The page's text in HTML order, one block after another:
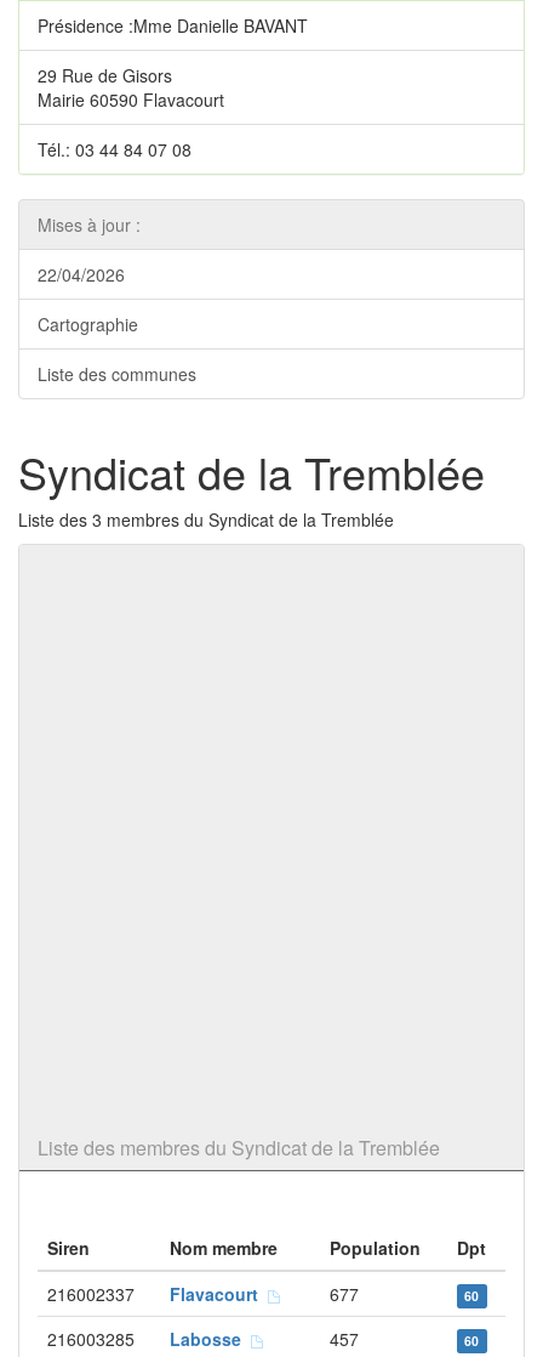
Présidence :Mme Danielle BAVANT
29 Rue de Gisors
Mairie 60590 Flavacourt
Tél.: 03 44 84 07 08
Mises à jour :
22/04/2026
Cartographie
Liste des communes
Syndicat de la Tremblée
Liste des 3 membres du Syndicat de la Tremblée
Liste des membres du Syndicat de la Tremblée
Siren Nom membre Population
Dpt
216002337
Flavacourt 677 60
216003285 Labosse 457 60